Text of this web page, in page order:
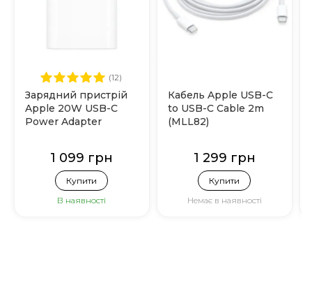
(12)
Зарядний пристрій
Apple 20W USB-C
Power Adapter
1 099 грн
Купити
В наявності
Кабель Apple USB-C
to USB-C Cable 2m
(MLL82)
1 299 грн
Купити
Немає в наявності